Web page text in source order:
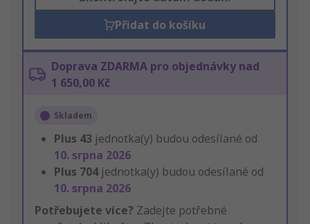
Přidat do košíku
Doprava ZDARMA pro objednávky nad
1 650,00 Kč
Skladem
Plus 43 jednotka(y) budou odesílané od
10. srpna 2026
Plus 704 jednotka(y) budou odesílané od
10. srpna 2026
Potřebujete více? Zadejte potřebné